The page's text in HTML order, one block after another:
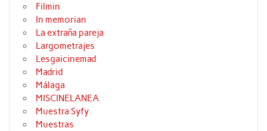
Filmin
In memorian
La extraña pareja
Largometrajes
Lesgaicinemad
Madrid
Málaga
MISCINELANEA
Muestra Syfy
Muestras